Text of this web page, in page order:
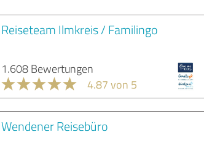
Reiseteam Ilmkreis / Familingo
1.608 Bewertungen
4.87 von 5
Wendener Reisebüro